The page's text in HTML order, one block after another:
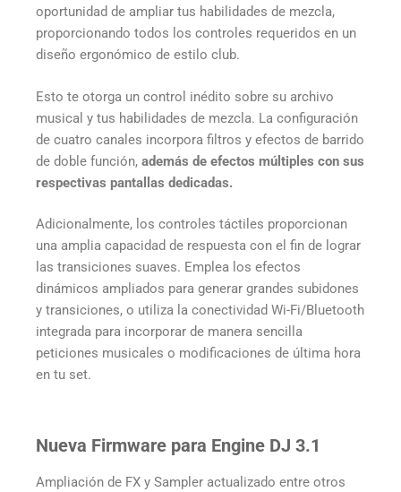
oportunidad de ampliar tus habilidades de mezcla,
proporcionando todos los controles requeridos en un
diseño ergonómico de estilo club.
Esto te otorga un control inédito sobre su archivo
musical y tus habilidades de mezcla. La configuración
de cuatro canales incorpora filtros y efectos de barrido
de doble función, además de efectos múltiples con sus
respectivas pantallas dedicadas.
Adicionalmente, los controles táctiles proporcionan
una amplia capacidad de respuesta con el fin de lograr
las transiciones suaves. Emplea los efectos
dinámicos ampliados para generar grandes subidones
y transiciones, o utiliza la conectividad Wi-Fi/Bluetooth
integrada para incorporar de manera sencilla
peticiones musicales o modificaciones de última hora
en tu set.
Nueva Firmware para Engine DJ 3.1
Ampliación de FX y Sampler actualizado entre otros